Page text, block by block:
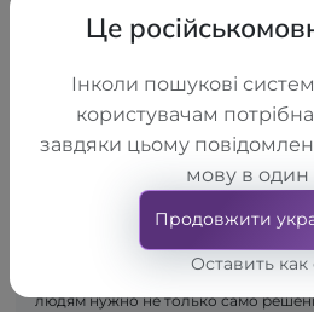
Сначала появилась идея —
ортопедические изделия. Так
"TORHOVYI DIM "ALKOM", которая
продукции для поддержания
людям нужно не только само
Це
Інколи пошукові
користувачам
завдяки цьому
мову в один
Продовжити
Оставить как